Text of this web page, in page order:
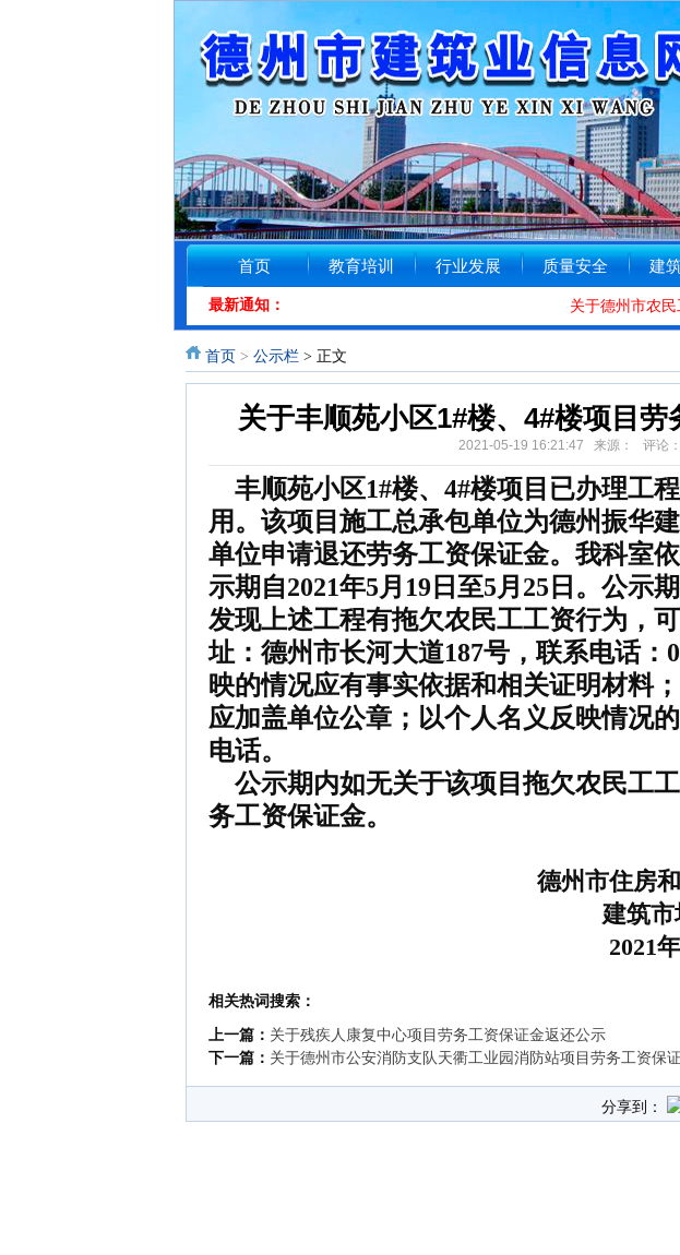
首页 教育培训 行业发展 质量安全 建
最新通知： 关于德州市农民工
首页 > 公示栏 > 正文
关于丰顺苑小区1#楼、4#楼项目
2021-05-19 16:21:47 来源： 评论：
丰顺苑小区1#楼、4#楼项目 已办理工
用。该项目施工总承包单位为德州振华
单位申请退还劳务工资保证金。我科室
示期自2021年5月19日至5月25日。公示
发现上述工程有拖欠农民工工资行为，
址：德州市长河大道187号，联系电话：
映的情况应有事实依据和相关证明材料
应加盖单位公章；以个人名义反映情况
电话。
公示期内如无关于该项目拖欠农民工
务工资保证金。
德州市住房
建筑市场
2021年5月
相关热词搜索：
上一篇： 关于残疾人康复中心项目劳务工资保证金返还公示
下一篇： 关于德州市公安消防支队天衢工业园消防站项目劳务工资保
分享到：